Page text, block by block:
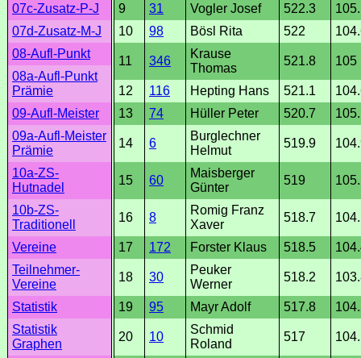
07c-Zusatz-P-J
07d-Zusatz-M-J
08-Aufl-Punkt
08a-Aufl-Punkt
Prämie
09-Aufl-Meister
09a-Aufl-Meister
Prämie
10a-ZS-
Hutnadel
10b-ZS-
Traditionell
Vereine
Teilnehmer-
Vereine
Statistik
Statistik
Graphen
9
31 Vogler Josef 522.3
10
98 Bösl Rita 522
11 346
Krause
Thomas
521.8 105
12 116 Hepting Hans 521.1
13
74 Hüller Peter 520.7
14 6
Burglechner
Helmut
519.9
15 60
Maisberger
Günter
519
16 8
Romig Franz
Xaver
518.7
17 172 Forster Klaus 518.5
18 30
Peuker
Werner
518.2
19 95 Mayr Adolf 517.8
20 10
Schmid
Roland
517